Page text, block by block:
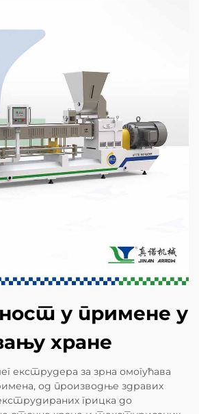
у примене у
хране
екструдера за зрна омогућава
од производње здравих
грицка до